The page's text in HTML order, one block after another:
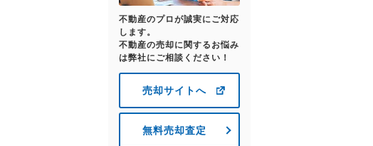
不動産のプロが誠実にご対応
します。
不動産の売却に関するお悩み
は弊社にご相談ください！
売却サイトへ
無料売却査定